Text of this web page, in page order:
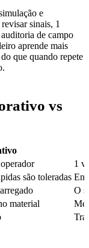
e
sinais, 1
de campo
aprende mais
que quando repete
vs
1
são toleradas
O
material